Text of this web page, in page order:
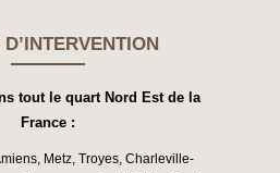
tout le quart Nord Est de la
France :
, Metz, Troyes, Charleville-